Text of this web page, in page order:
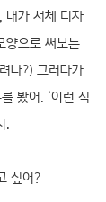
내가 서체 디자
양으로 써보는
나?) 그러다가
봤어. ‘이런 직
싶어?